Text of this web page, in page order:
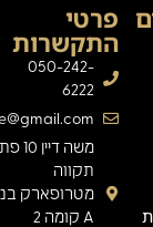
פרטי
התקשרות
050-242-
6222
משה
תקווה
מטרופארק
A קומה 2